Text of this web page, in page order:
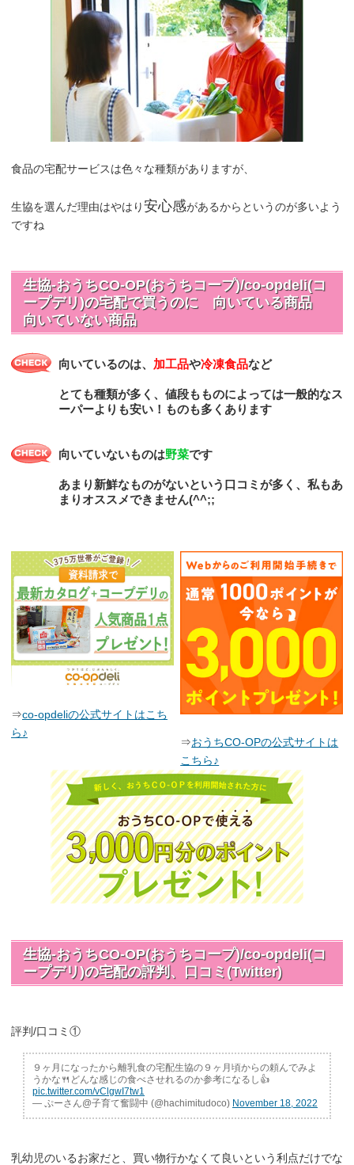
食品の宅配サービスは色々な種類がありますが、
生協を選んだ理由はやはり安心感があるからというのが多いよう
ですね
生協-おうちCO-OP(おうちコープ)/co-opdeli(コ
ープデリ)の宅配で買うのに 向いている商品
向いていない商品
向いているのは、 加工品や冷凍食品など
とても種類が多く、値段もものによっては一般的なス
ーパーよりも安い！ものも多くあります
向いていないものは野菜です
あまり新鮮なものがないという口コミが多く、私もあ
まりオススメできません(^^;;
⇒co-opdeliの公式サイトはこち
ら♪
⇒おうちCO-OPの公式サイトは
こちら♪
生協-おうちCO-OP(おうちコープ)/co-opdeli(コ
ープデリ)の宅配の評判、口コミ(Twitter)
評判/口コミ①
９ヶ月になったから離乳食の宅配生協の９ヶ月頃からの頼んでみよ
うかな🍴どんな感じの食べさせれるのか参考になるし👍
pic.twitter.com/vClgwI7tw1
— ぷーさん@子育て奮闘中 (@hachimitudoco) November 18, 2022
乳幼児のいるお家だと、買い物行かなくて良いという利点だけでな